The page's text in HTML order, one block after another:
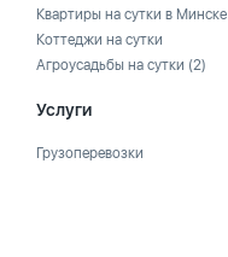
Квартиры на сутки в Минске
Коттеджи на сутки
Агроусадьбы на сутки (2)
Услуги
Грузоперевозки